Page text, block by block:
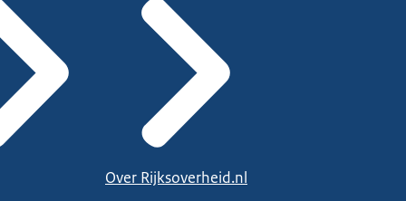
Over Rijksoverheid.nl